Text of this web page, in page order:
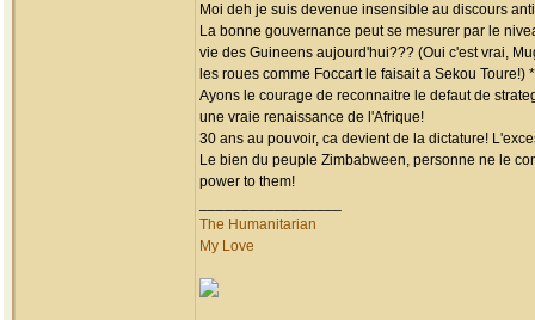
Moi deh je suis devenue insensible au discours
La bonne gouvernance peut se mesurer par le
vie des Guineens aujourd'hui??? (Oui c'est vrai,
les roues comme Foccart le faisait a Sekou Toure!)
Ayons le courage de reconnaitre le defaut de
une vraie renaissance de l'Afrique!
30 ans au pouvoir, ca devient de la dictature!
Le bien du peuple Zimbabween, personne ne le
power to them!
The Humanitarian
My Love